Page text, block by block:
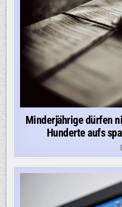
Minderjährige dürfen
Hunderte aufs